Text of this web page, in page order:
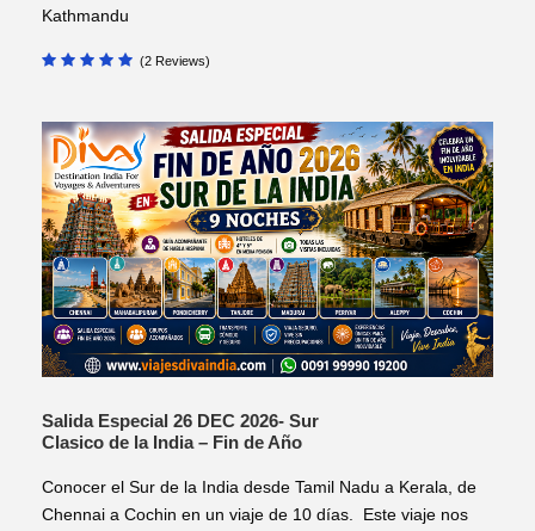
Kathmandu
(2 Reviews)
Salida Especial 26 DEC 2026- Sur
Clasico de la India – Fin de Año
Conocer el Sur de la India desde Tamil Nadu a Kerala, de
Chennai a Cochin en un viaje de 10 días. Este viaje nos